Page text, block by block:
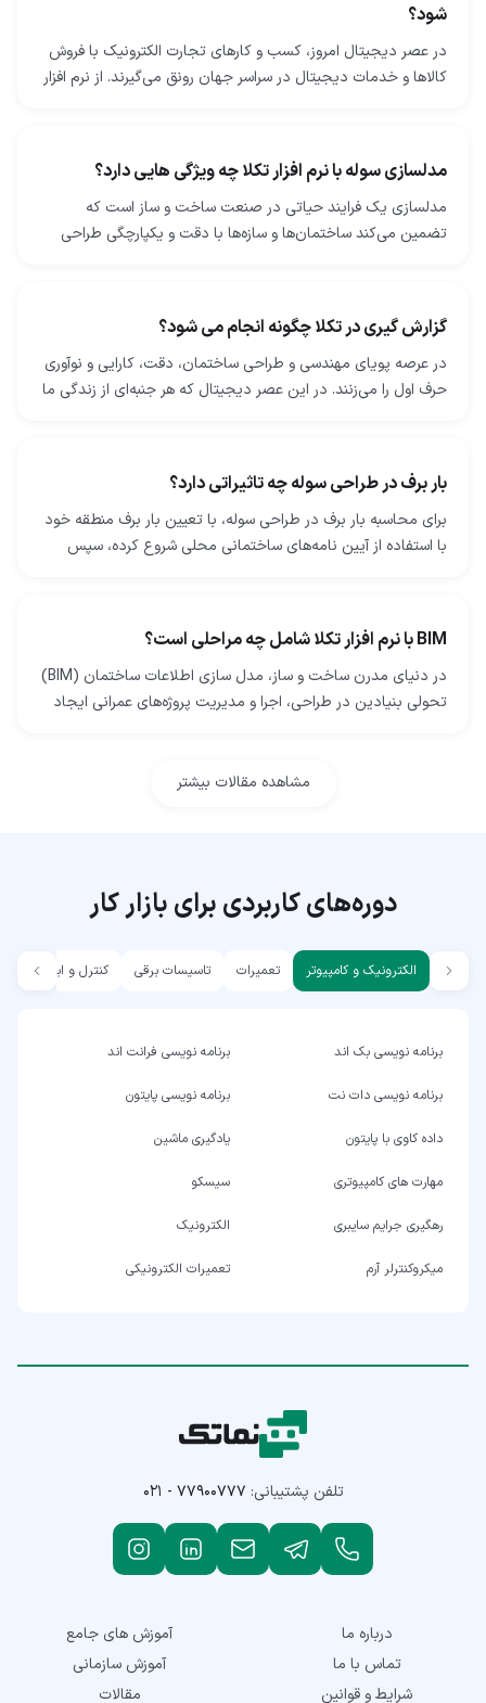
شود؟
در عصر دیجیتال امروز، کسب‌ و کارهای تجارت الکترونیک با فروش
کالاها و خدمات دیجیتال در سراسر جهان رونق می‌گیرند. از نرم ‌افزار
مدلسازی سوله با نرم افزار تکلا چه ویژگی هایی دارد؟
مدلسازی یک فرایند حیاتی در صنعت ساخت و ساز است که
تضمین می‌کند ساختمان‌ها و سازه‌ها با دقت و یکپارچگی طراحی
گزارش گیری در تکلا چگونه انجام می شود؟
در عرصه پویای مهندسی و طراحی ساختمان، دقت، کارایی و نوآوری
حرف اول را می‌زنند. در این عصر دیجیتال که هر جنبه‌ای از زندگی ما
بار برف در طراحی سوله چه تاثیراتی دارد؟
برای محاسبه بار برف در طراحی سوله، با تعیین بار برف منطقه خود
با استفاده از آیین‌ نامه‌های ساختمانی محلی شروع کرده، سپس
BIM با نرم افزار تکلا شامل چه مراحلی است؟
در دنیای مدرن ساخت ‌و ساز، مدل ‌سازی اطلاعات ساختمان (BIM)
تحولی بنیادین در طراحی، اجرا و مدیریت پروژه‌های عمرانی ایجاد
مشاهده مقالات بیشتر
دوره‌های کاربردی برای بازار کار
الکترونیک و کامپیوتر تعمیرات تاسیسات برقی کنترل و ابزار دقیق
برنامه نویسی بک اند برنامه نویسی فرانت اند
برنامه نویسی دات نت برنامه نویسی پایتون
داده کاوی با پایتون یادگیری ماشین
مهارت های کامپیوتری سیسکو
رهگیری جرایم سایبری الکترونیک
میکروکنترلر آرم تعمیرات الکترونیکی
تلفن پشتیبانی: ۰۲۱ - ۷۷۹۰۰۷۷۷
درباره ما
تماس با ما
شرایط و قوانین
آموزش های جامع
آموزش سازمانی
مقالات